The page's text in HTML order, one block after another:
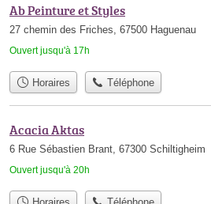
Ab Peinture et Styles
27 chemin des Friches, 67500 Haguenau
Ouvert jusqu'à 17h
Horaires Téléphone
Acacia Aktas
6 Rue Sébastien Brant, 67300 Schiltigheim
Ouvert jusqu'à 20h